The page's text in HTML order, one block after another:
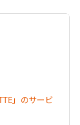
」のサービ